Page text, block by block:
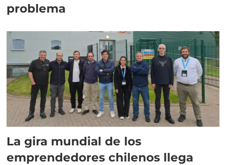
problema
La gira mundial de los
emprendedores chilenos llega